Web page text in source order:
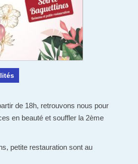
de 18h, retrouvons nous pour
en beauté et souffler la 2ème
petite restauration sont au